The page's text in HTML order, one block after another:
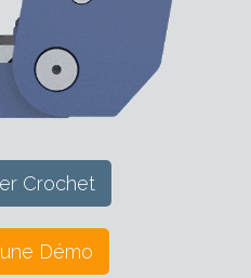
Crochet
Démo